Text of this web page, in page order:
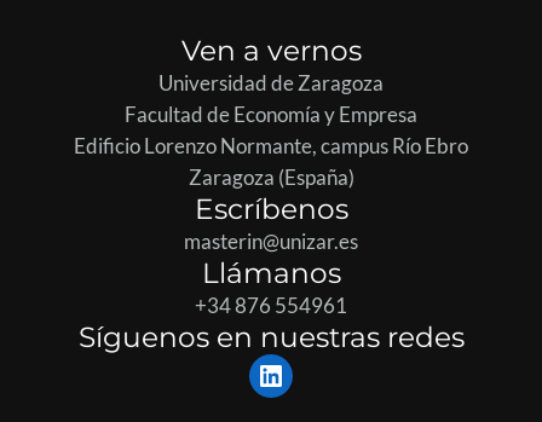
Ven a vernos
Universidad de Zaragoza
Facultad de Economía y Empresa
Edificio Lorenzo Normante, campus Río Ebro
Zaragoza (España)
Escríbenos
masterin@unizar.es
Llámanos
+34 876 554961
Síguenos en nuestras redes
LinkedIn